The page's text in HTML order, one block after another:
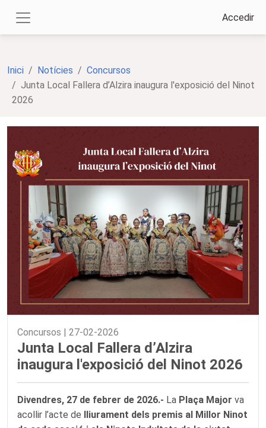
Accedir
Inici Notícies
Concursos
Junta Local Fallera d’Alzira inaugura l'exposició del Ninot
2026
Concursos | 27-02-2026
Junta Local Fallera d’Alzira
inaugura l'exposició del Ninot 2026
Divendres, 27 de febrer de 2026.- La Plaça Major va
acollir l’acte de lliurament dels premis al Millor Ninot